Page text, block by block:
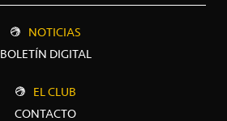
NOTICIAS
BOLETÍN DIGITAL
EL CLUB
CONTACTO